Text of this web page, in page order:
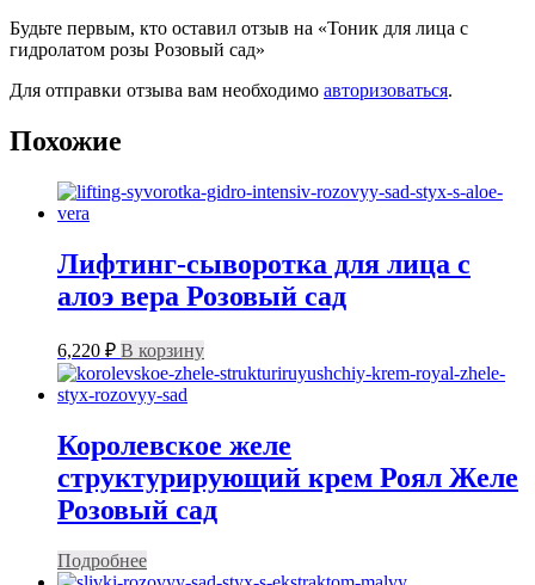
Будьте первым, кто оставил отзыв на «Тоник для лица с
гидролатом розы Розовый сад»
Для отправки отзыва вам необходимо авторизоваться.
Похожие
Лифтинг-сыворотка для лица с
алоэ вера Розовый сад
6,220 ₽ В корзину
Королевское желе
структурирующий крем Роял Желе
Розовый сад
Подробнее